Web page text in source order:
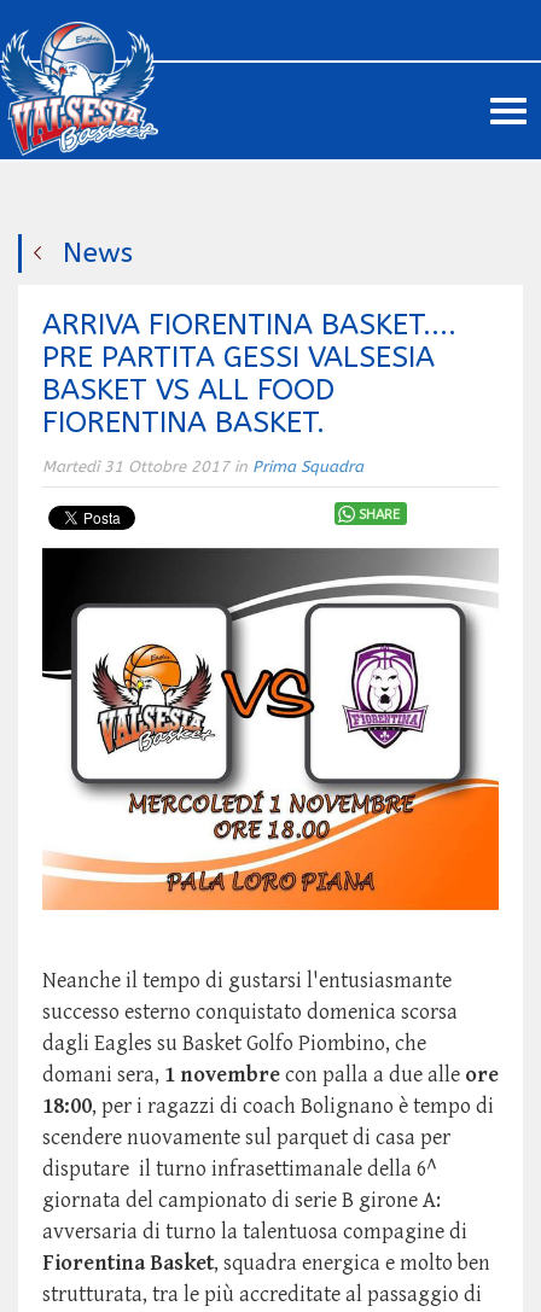
News
ARRIVA FIORENTINA BASKET....
PRE PARTITA GESSI VALSESIA
BASKET VS ALL FOOD
FIORENTINA BASKET.
Martedì 31 Ottobre 2017 in Prima Squadra
SHARE
Neanche il tempo di gustarsi l'entusiasmante
successo esterno conquistato domenica scorsa
dagli Eagles su Basket Golfo Piombino, che
domani sera, 1 novembrecon palla a due alle ore
18:00, per i ragazzi di coach Bolignano è tempo di
scendere nuovamente sul parquet di casa per
disputare il turno infrasettimanale della 6^
giornata del campionato di serie B girone A:
avversaria di turno la talentuosa compagine di
Fiorentina Basket, squadra energica e molto ben
strutturata, tra le più accreditate al passaggio di